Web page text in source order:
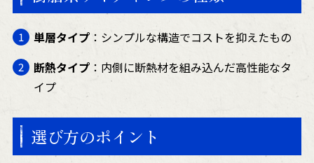
単層タイプ：シンプルな構造でコストを抑えたもの
断熱タイプ：内側に断熱材を組み込んだ高性能なタ
イプ
選び方のポイント